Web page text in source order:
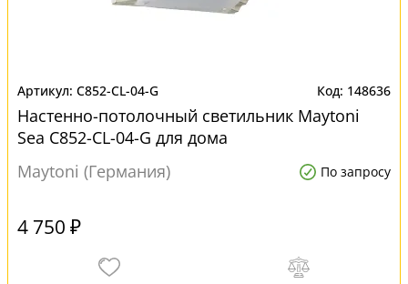
C852-CL-04-G 148636
Настенно-потолочный светильник Maytoni
Sea C852-CL-04-G для дома
Maytoni (Германия)
По запросу
4 750 ₽